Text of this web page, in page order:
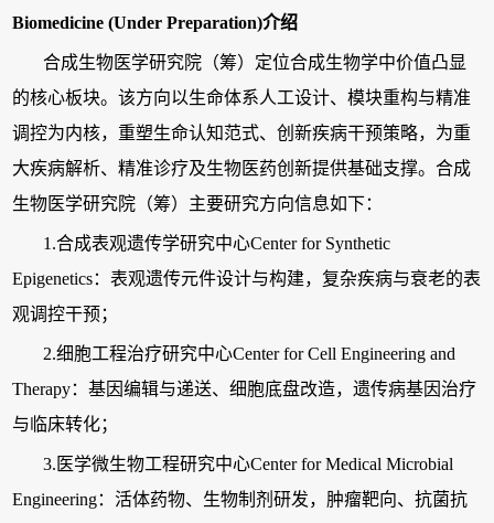
Biomedicine (Under Preparation)介绍
合成生物医学研究院（筹）定位合成生物学中价值凸显
的核心板块。该方向以生命体系人工设计、模块重构与精准
调控为内核，重塑生命认知范式、创新疾病干预策略，为重
大疾病解析、精准诊疗及生物医药创新提供基础支撑。合成
生物医学研究院（筹）主要研究方向信息如下：
1.合成表观遗传学研究中心Center for Synthetic
Epigenetics：表观遗传元件设计与构建，复杂疾病与衰老的表
观调控干预；
2.细胞工程治疗研究中心Center for Cell Engineering and
Therapy：基因编辑与递送、细胞底盘改造，遗传病基因治疗
与临床转化；
3.医学微生物工程研究中心Center for Medical Microbial
Engineering：活体药物、生物制剂研发，肿瘤靶向、抗菌抗